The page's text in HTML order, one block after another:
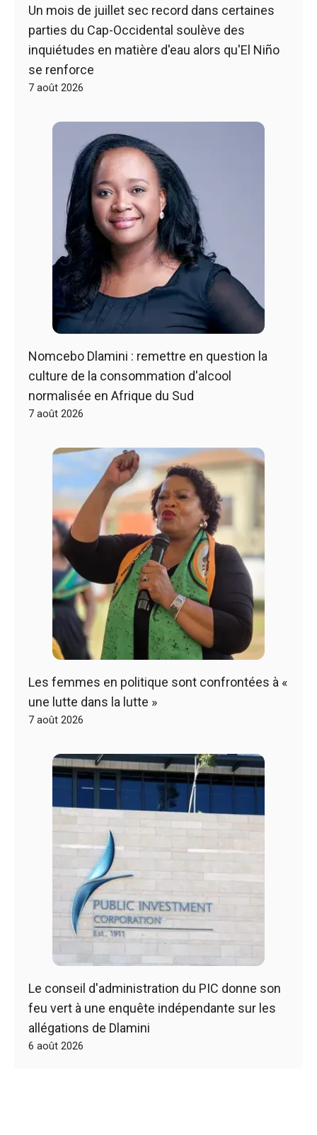
Un mois de juillet sec record dans certaines
parties du Cap-Occidental soulève des
inquiétudes en matière d'eau alors qu'El Niño
se renforce
7 août 2026
Nomcebo Dlamini : remettre en question la
culture de la consommation d'alcool
normalisée en Afrique du Sud
7 août 2026
Les femmes en politique sont confrontées à «
une lutte dans la lutte »
7 août 2026
Le conseil d'administration du PIC donne son
feu vert à une enquête indépendante sur les
allégations de Dlamini
6 août 2026